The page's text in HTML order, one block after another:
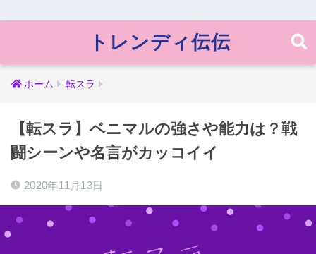
トレンディ伝伝
ホーム 転スラ
【転スラ】ベニマルの強さや能力は？戦
闘シーンや名言がカッコイイ
2020年11月13日